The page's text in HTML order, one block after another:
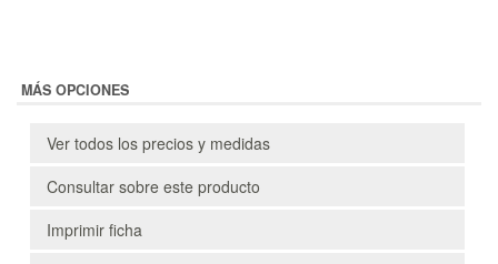
MÁS OPCIONES
Ver todos los precios y medidas
Consultar sobre este producto
Imprimir ficha